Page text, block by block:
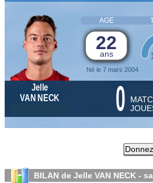
AGE
22
ans
Né le 7 mars 2004
Jelle
VAN NECK
0
BILAN de Jelle VAN NECK -